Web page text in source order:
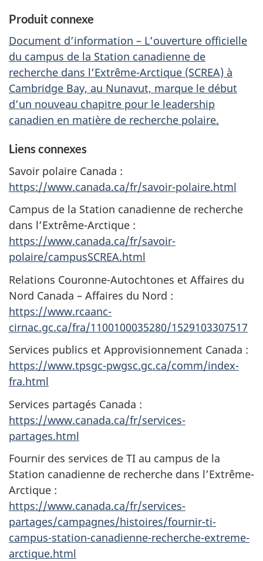
Produit connexe
Document d’information – L’ouverture officielle
du campus de la Station canadienne de
recherche dans l’Extrême-Arctique (SCREA) à
Cambridge Bay, au Nunavut, marque le début
d’un nouveau chapitre pour le leadership
canadien en matière de recherche polaire.
Liens connexes
Savoir polaire Canada :
https://www.canada.ca/fr/savoir-polaire.html
Campus de la Station canadienne de recherche
dans l’Extrême-Arctique :
https://www.canada.ca/fr/savoir-
polaire/campusSCREA.html
Relations Couronne-Autochtones et Affaires du
Nord Canada – Affaires du Nord :
https://www.rcaanc-
cirnac.gc.ca/fra/1100100035280/1529103307517
Services publics et Approvisionnement Canada :
https://www.tpsgc-pwgsc.gc.ca/comm/index-
fra.html
Services partagés Canada :
https://www.canada.ca/fr/services-
partages.html
Fournir des services de TI au campus de la
Station canadienne de recherche dans l’Extrême-
Arctique :
https://www.canada.ca/fr/services-
partages/campagnes/histoires/fournir-ti-
campus-station-canadienne-recherche-extreme-
arctique.html